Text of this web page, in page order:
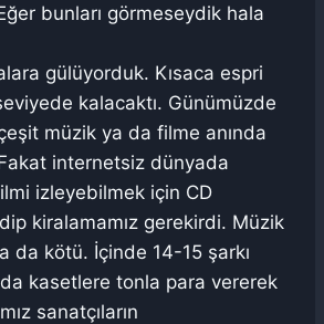
bunları görmeseydik hala
gülüyorduk. Kısaca espri
seviyede kalacaktı. Günümüzde
müzik ya da filme anında
internetsiz dünyada
izleyebilmek için CD
kiralamamız gerekirdi. Müzik
da kötü. İçinde 14-15 şarkı
kasetlere tonla para vererek
sanatçıların